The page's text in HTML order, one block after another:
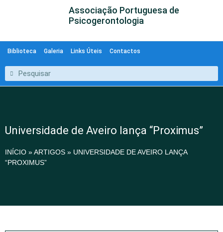
Associação Portuguesa de
Psicogerontologia
Biblioteca Galeria Links Úteis Contactos
Universidade de Aveiro lança “Proximus”
INÍCIO »ARTIGOS » UNIVERSIDADE DE AVEIRO LANÇA
“PROXIMUS”